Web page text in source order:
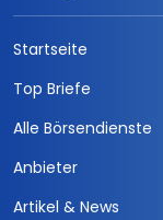
Startseite
Top Briefe
Alle Börsendienste
Anbieter
Artikel & News